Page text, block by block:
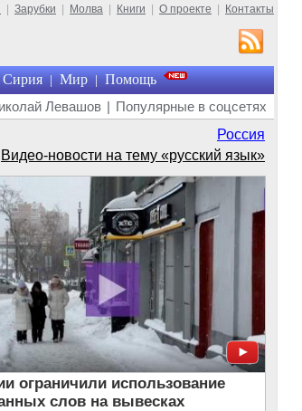
Зарубки Молва Книги О проекте Контакты
Сирия | Мир | Помощь
Левашов | Популярные в соцсетях
Россия
Видео-новости на тему «русский язык»
ограничили использование
слов на вывесках